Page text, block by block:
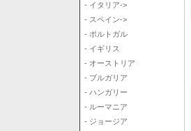
- イタリア->
- スペイン->
- ポルトガル
- イギリス
- オーストリア
- ブルガリア
- ハンガリー
- ルーマニア
- ジョージア